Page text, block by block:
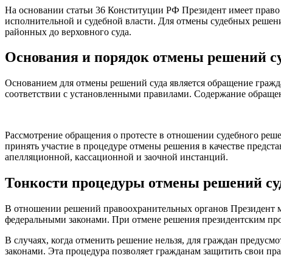
На основании статьи 36 Конституции РФ Президент имеет
исполнительной и судебной власти. Для отмены судебных
районных до верховного суда.
Основания и порядок отмены решений
Основанием для отмены решений суда является обращение
соответствии с установленными правилами. Содержание
Рассмотрение обращения о протесте в отношении судебного
принять участие в процедуре отмены решения в качестве
апелляционной, кассационной и заочной инстанций.
Тонкости процедуры отмены решений
В отношении решений правоохранительных органов Президент
федеральными законами. При отмене решения президентским
В случаях, когда отменить решение нельзя, для граждан
законами. Эта процедура позволяет гражданам защитить свои